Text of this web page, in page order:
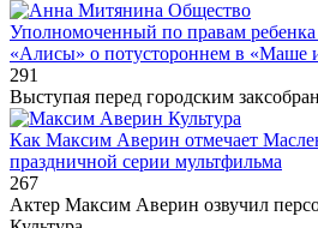
Общество
Уполномоченный по правам ребенка
«Алисы» о потустороннем в «Маше
291
Выступая перед городским
Культура
Как Максим Аверин отмечает
праздничной серии мультфильма
267
Актер Максим Аверин озвучил